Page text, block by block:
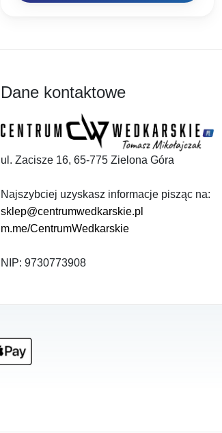
Dane kontaktowe
ul. Zacisze 16, 65-775 Zielona Góra
Najszybciej uzyskasz informacje pisząc na:
sklep@centrumwedkarskie.pl
m.me/CentrumWedkarskie
NIP: 9730773908